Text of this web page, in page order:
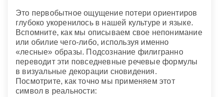
Заблудиться в лесу — к препятствиям.
Замерзший — к наступлению неблагоприятных
времен.
Осенний золотой лес — символ ясных итогов.
Темный — символизирует неопределенность и
дикость вашей души, светлый и редкий —
определенность порывов, душевную гармонию.
Это первобытное ощущение потери ориентиров
глубоко укоренилось в нашей культуре и языке.
Вспомните, как мы описываем свое непонимание
или обилие чего-либо, используя именно
«лесные» образы. Подсознание филигранно
переводит эти повседневные речевые формулы
в визуальные декорации сновидения.
Посмотрите, как точно мы применяем этот
символ в реальности: